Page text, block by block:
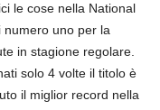
le cose nella National
numero uno per la
in stagione regolare.
solo 4 volte il titolo è
il miglior record nella